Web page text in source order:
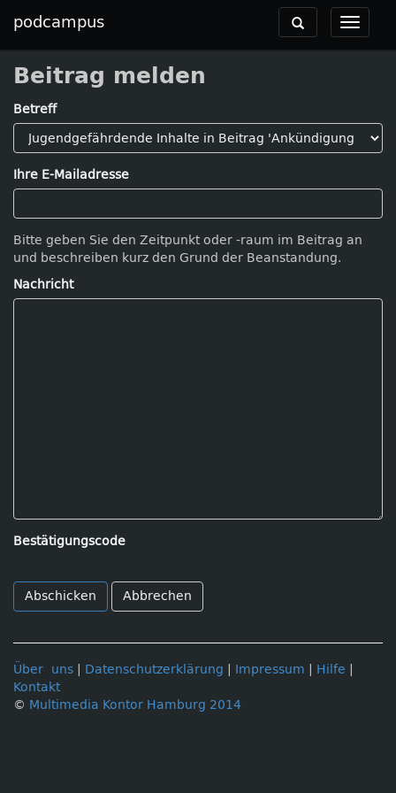
podcampus
Toggle
Toggle
navigation
Beitrag melden
Betreff
Ihre E-Mailadresse
Bitte geben Sie den Zeitpunkt oder -raum im Beitrag an
und beschreiben kurz den Grund der Beanstandung.
Nachricht
Bestätigungscode
Abbrechen
Über uns Datenschutzerklärung Impressum Hilfe
Kontakt
© Multimedia Kontor Hamburg 2014